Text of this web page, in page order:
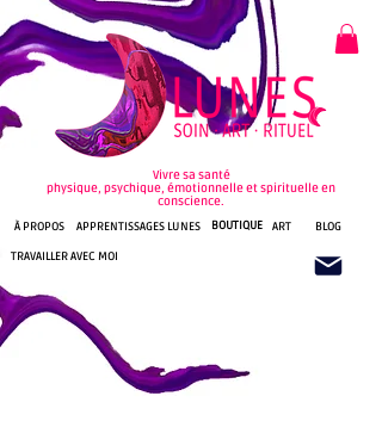
Vivre sa santé
physique, psychique, émotionnelle et spirituelle en
conscience.
À PROPOS
APPRENTISSAGES LUNES
TRAVAILLER AVEC MOI
ART
BOUTIQUE BLOG